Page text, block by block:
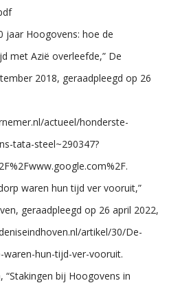
jaar Hoogovens: hoe de
met Azië overleefde,” De
2018, geraadpleegd op 26
actueel/honderste-
tata-steel~290347?
waren hun tijd ver vooruit,”
geraadpleegd op 26 april 2022,
artikel/30/De-
waren-hun-tijd-ver-vooruit.
“Stakingen bij Hoogovens in